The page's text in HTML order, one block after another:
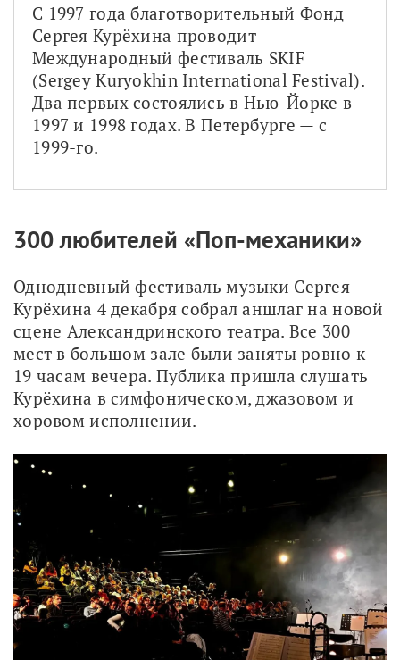
С 1997 года благотворительный Фонд
Сергея Курёхина проводит
Международный фестиваль SKIF
(Sergey Kuryokhin International Festival).
Два первых состоялись в Нью-Йорке в
1997 и 1998 годах. В Петербурге — с
1999-го.
300 любителей «Поп-механики»
Однодневный фестиваль музыки Сергея
Курёхина 4 декабря собрал аншлаг на новой
сцене Александринского театра. Все 300
мест в большом зале были заняты ровно к
19 часам вечера. Публика пришла слушать
Курёхина в симфоническом, джазовом и
хоровом исполнении.